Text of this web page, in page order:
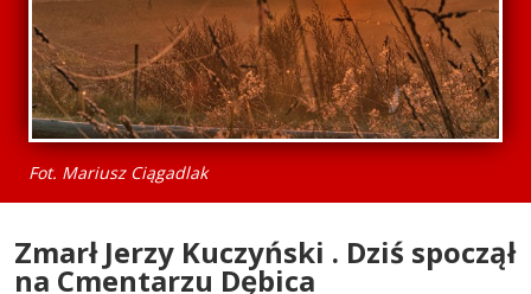
Fot. Mariusz Ciągadlak
Zmarł Jerzy Kuczyński . Dziś spoczął
na Cmentarzu Dębica